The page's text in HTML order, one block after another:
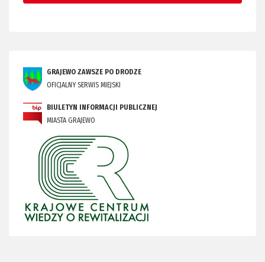
GRAJEWO ZAWSZE PO DRODZE
OFICJALNY SERWIS MIEJSKI
BIULETYN INFORMACJI PUBLICZNEJ
MIASTA GRAJEWO